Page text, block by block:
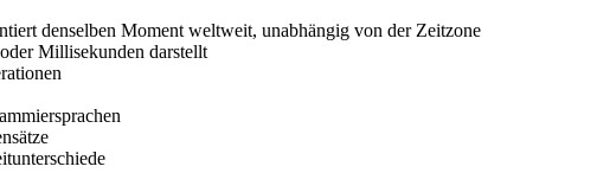
denselben Moment weltweit, unabhängig von der Zeitzone
Millisekunden darstellt